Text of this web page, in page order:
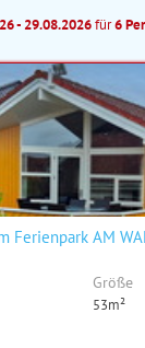
- 29.08.2026für6
Ferienpark AM
Größe
53m²